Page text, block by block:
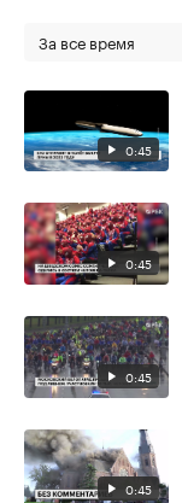
За все время
0:45
0:45
0:45
0:45